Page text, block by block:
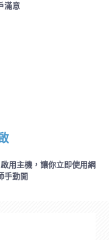
滿意
用主機，讓你立即使用網
手動開